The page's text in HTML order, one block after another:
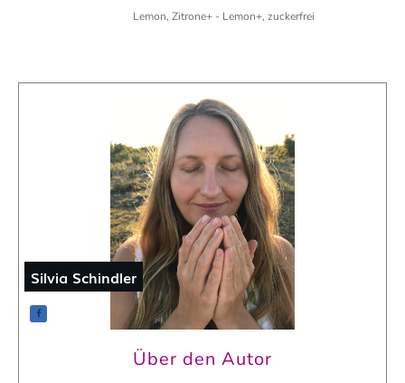
Lemon, Zitrone+ - Lemon+, zuckerfrei
Silvia Schindler
Über den Autor